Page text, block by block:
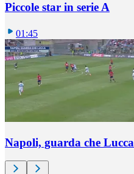
Piccole star in serie A
01:45
Napoli, guarda che Lucca